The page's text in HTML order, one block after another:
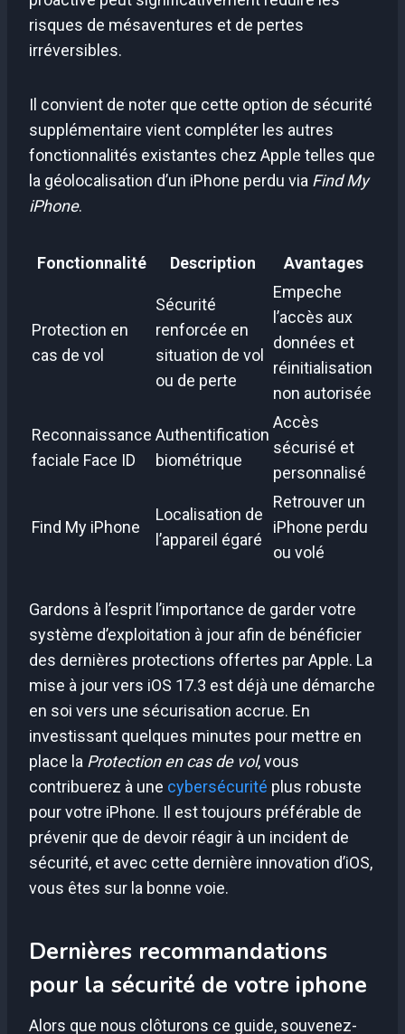
risques de mésaventures et de pertes
irréversibles.
Il convient de noter que cette option de sécurité
supplémentaire vient compléter les autres
fonctionnalités existantes chez Apple telles que
la géolocalisation d’un iPhone perdu via Find My
iPhone.
Fonctionnalité Description Avantages
Protection en
cas de vol
Sécurité
renforcée en
situation de vol
ou de perte
Empeche
l’accès aux
données et
réinitialisation
non autorisée
Reconnaissance
faciale Face ID
Authentification
biométrique
Accès
sécurisé et
personnalisé
Find My iPhone
Localisation de
l’appareil égaré
Retrouver un
iPhone perdu
ou volé
Gardons à l’esprit l’importance de garder votre
système d’exploitation à jour afin de bénéficier
des dernières protections offertes par Apple. La
mise à jour vers iOS 17.3 est déjà une démarche
en soi vers une sécurisation accrue. En
investissant quelques minutes pour mettre en
place la Protection en cas de vol, vous
contribuerez à une cybersécurité plus robuste
pour votre iPhone. Il est toujours préférable de
prévenir que de devoir réagir à un incident de
sécurité, et avec cette dernière innovation d’iOS,
vous êtes sur la bonne voie.
Dernières recommandations
pour la sécurité de votre iphone
Alors que nous clôturons ce guide, souvenez-